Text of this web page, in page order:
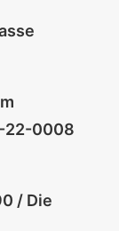
22-0008
/ Die